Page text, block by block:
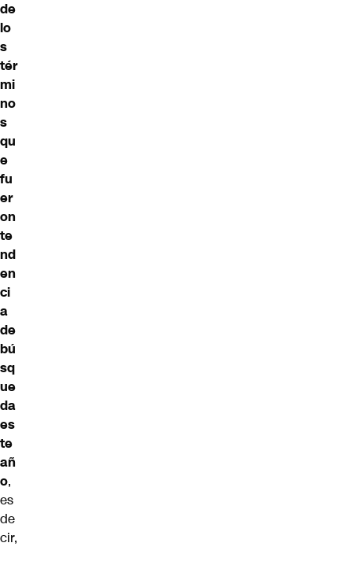
de
lo
s
tér
mi
no
s
qu
e
fu
er
on
te
nd
en
ci
a
de
bú
sq
ue
da
es
te
añ
o,
es
de
cir,